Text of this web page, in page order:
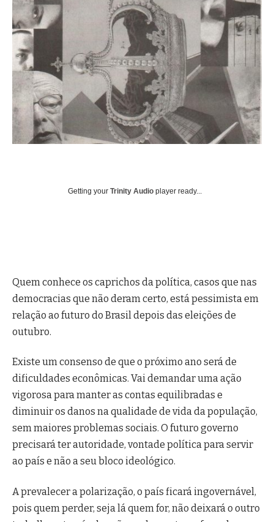
Getting your Trinity Audio player ready...
Quem conhece os caprichos da política, casos que nas
democracias que não deram certo, está pessimista em
relação ao futuro do Brasil depois das eleições de
outubro.
Existe um consenso de que o próximo ano será de
dificuldades econômicas. Vai demandar uma ação
vigorosa para manter as contas equilibradas e
diminuir os danos na qualidade de vida da população,
sem maiores problemas sociais. O futuro governo
precisará ter autoridade, vontade política para servir
ao país e não a seu bloco ideológico.
A prevalecer a polarização, o país ficará ingovernável,
pois quem perder, seja lá quem for, não deixará o outro